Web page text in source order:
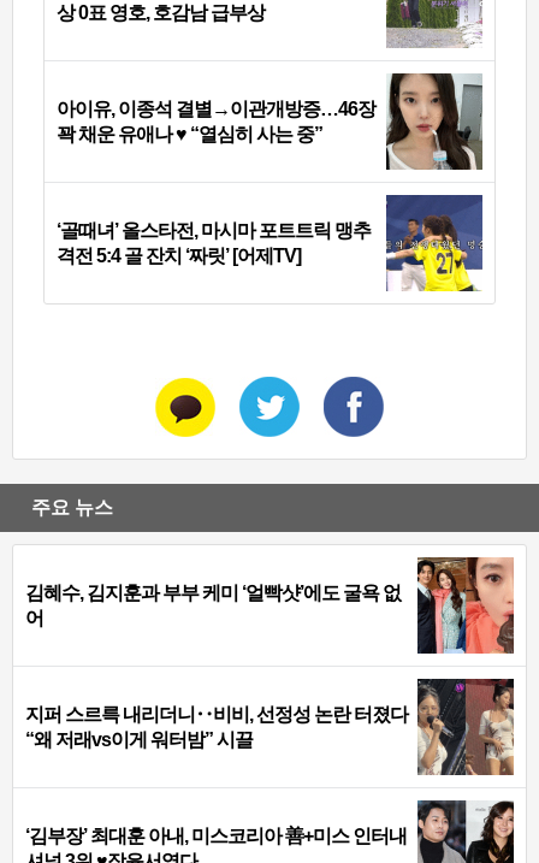
상 0표 영호, 호감남 급부상
아이유, 이종석 결별→이관개방증…46장
꽉 채운 유애나 ♥ “열심히 사는 중”
‘골때녀’ 올스타전, 마시마 포트트릭 맹추
격전 5:4 골 잔치 ‘짜릿’ [어제TV]
주요 뉴스
김혜수, 김지훈과 부부 케미 ‘얼빡샷’에도 굴욕 없
어
지퍼 스르륵 내리더니‥비비, 선정성 논란 터졌다
“왜 저래vs이게 워터밤” 시끌
‘김부장’ 최대훈 아내, 미스코리아 善+미스 인터내